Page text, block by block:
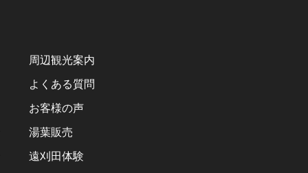
周辺観光案内
よくある質問
お客様の声
湯葉販売
遠刈田体験